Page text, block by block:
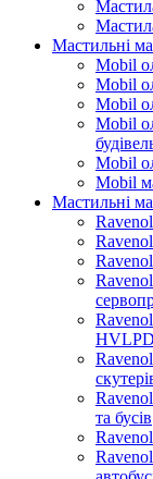
Мастильні
Mobil
Mobil
Mobil
Mobil
Mobil
Mobil
Мастильні
Ravenol
та бусів